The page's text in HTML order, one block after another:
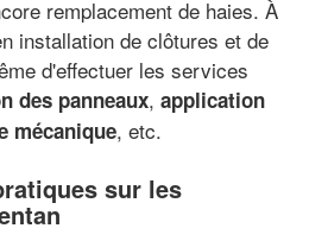
remplacement de haies. À
installation de clôtures et de
d'effectuer les services
des panneaux, application
mécanique, etc.
sur les